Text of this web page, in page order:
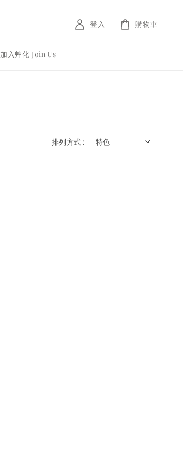
加入艸化 Join Us
登入 購物車
排列方式 :